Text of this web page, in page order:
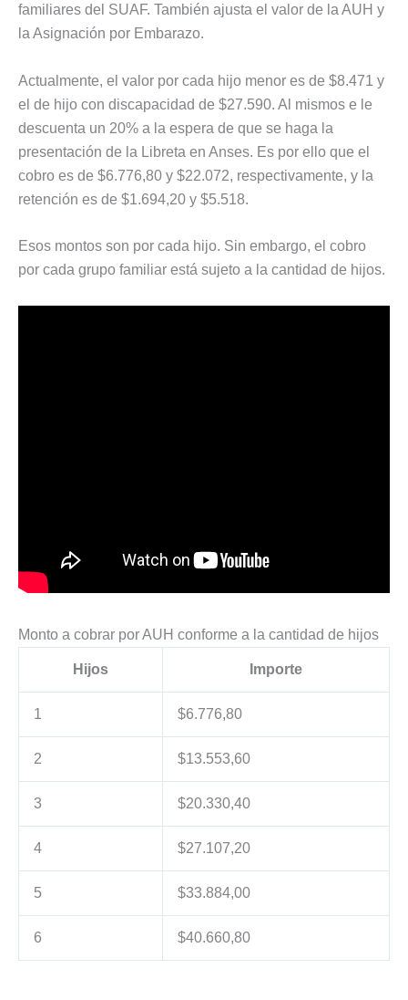
familiares del SUAF. También ajusta el valor de la AUH y
la Asignación por Embarazo.
Actualmente, el valor por cada hijo menor es de $8.471 y
el de hijo con discapacidad de $27.590. Al mismos e le
descuenta un 20% a la espera de que se haga la
presentación de la Libreta en Anses. Es por ello que el
cobro es de $6.776,80 y $22.072, respectivamente, y la
retención es de $1.694,20 y $5.518.
Esos montos son por cada hijo. Sin embargo, el cobro
por cada grupo familiar está sujeto a la cantidad de hijos.
Monto a cobrar por AUH conforme a la cantidad de hijos
Hijos Importe
1 $6.776,80
2 $13.553,60
3 $20.330,40
4 $27.107,20
5 $33.884,00
6 $40.660,80